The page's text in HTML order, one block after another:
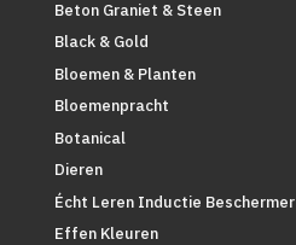
Beton Graniet & Steen
Black & Gold
Bloemen & Planten
Bloemenpracht
Botanical
Dieren
Écht Leren Inductie Beschermer
Effen Kleuren